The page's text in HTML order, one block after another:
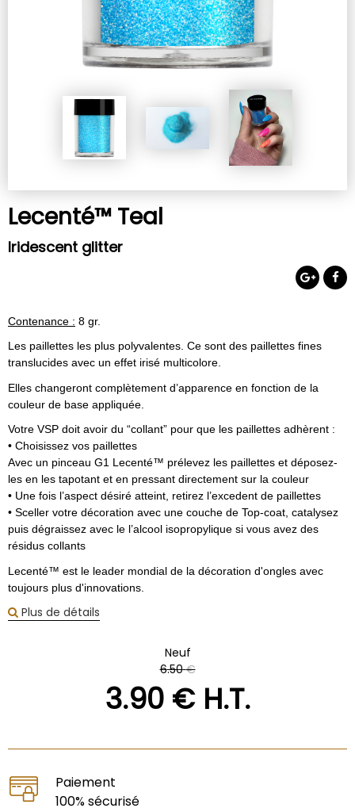
Lecenté™ Teal
Iridescent glitter
Contenance : 8 gr.
Les paillettes les plus polyvalentes. Ce sont des paillettes fines
translucides avec un effet irisé multicolore.
Elles changeront complètement d’apparence en fonction de la
couleur de base appliquée.
Votre VSP doit avoir du “collant” pour que les paillettes adhèrent :
• Choisissez vos paillettes
Avec un pinceau G1 Lecenté™ prélevez les paillettes et déposez-
les en les tapotant et en pressant directement sur la couleur
• Une fois l’aspect désiré atteint, retirez l’excedent de paillettes
• Sceller votre décoration avec une couche de Top-coat, catalysez
puis dégraissez avec le l’alcool isopropylique si vous avez des
résidus collants
Lecenté™ est le leader mondial de la décoration d'ongles avec
toujours plus d'innovations.
Plus de détails
Neuf
6.50 €
3.90€ H.T.
Paiement
100% sécurisé